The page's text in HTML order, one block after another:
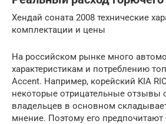
Хендай соната 2008 технические
комплектации и цены
На российском рынке много
характеристикам и потреблению
Accent. Например, корейский KIA
некоторые отрицательные отзывы
владельцев в основном
мнение. Поэтому его